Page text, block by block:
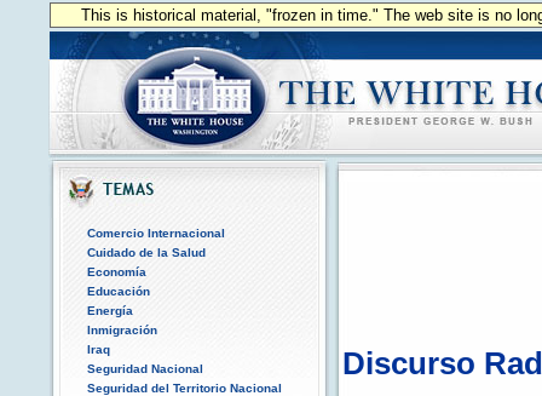
This is historical material, "frozen in time." The web site is no
Comercio Internacional
Cuidado de la Salud
Economía
Educación
Energía
Inmigración
Iraq
Seguridad Nacional
Seguridad del Territorio Nacional
Discurso